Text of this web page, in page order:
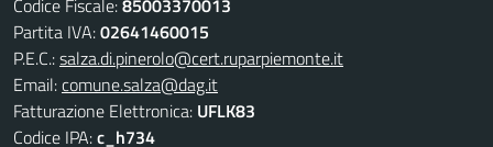
Codice Fiscale:85003370013
Partita IVA:02641460015
P.E.C.:salza.di.pinerolo@cert.ruparpiemonte.it
Email:comune.salza@dag.it
Fatturazione Elettronica: UFLK83
Codice IPA:c_h734